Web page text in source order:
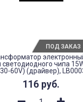
светодиодного чипа
60V) (драйвер),
116 руб.
ПОД ЗАКАЗ